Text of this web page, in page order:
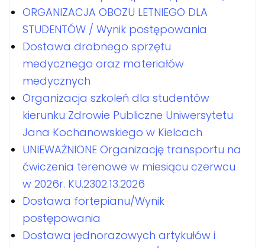
ORGANIZACJA OBOZU LETNIEGO DLA
STUDENTÓW / Wynik postępowania
Dostawa drobnego sprzętu
medycznego oraz materiałów
medycznych
Organizacja szkoleń dla studentów
kierunku Zdrowie Publiczne Uniwersytetu
Jana Kochanowskiego w Kielcach
UNIEWAŻNIONE Organizację transportu na
ćwiczenia terenowe w miesiącu czerwcu
w 2026r. KU.2302.13.2026
Dostawa fortepianu/Wynik
postępowania
Dostawa jednorazowych artykułów i